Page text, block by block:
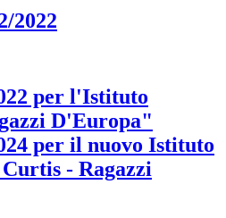
2022
per l'Istituto
D'Europa"
per il nuovo Istituto
- Ragazzi